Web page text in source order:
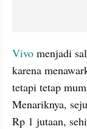
Vivo menjadi
karena
tetapi tetap
Menariknya,
Rp 1 jutaan,